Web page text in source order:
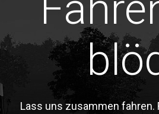
Lass uns zusammen fahren.